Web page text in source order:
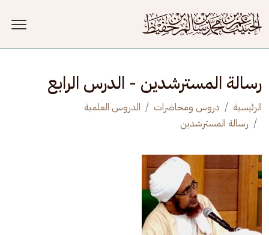
رسالة المسترشدين - الدرس الرابع
الرئيسية دروس ومحاضرات
الدروس العلمية
رسالة المسترشدين